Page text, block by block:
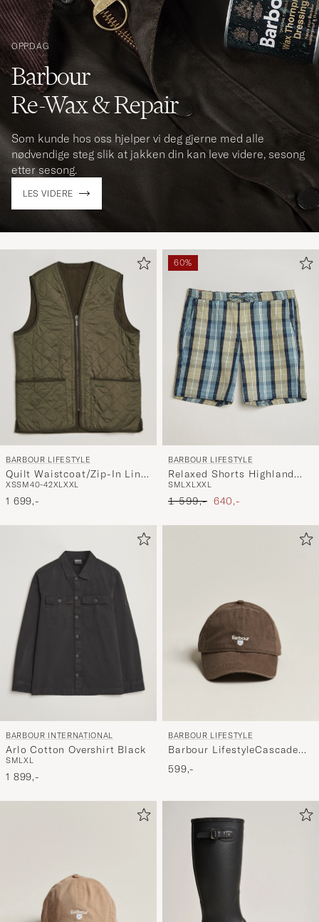
BARBOUR LIFESTYLE
Quilt Waistcoat/Zip-In Liner
Olive
XSSM40-42XLXXL
1 699,-
60%
BARBOUR LIFESTYLE
Relaxed Shorts Highland
Loch
SMLXLXXL
Ordinær pris
1 599,- Nedsatt pris
640,-
BARBOUR INTERNATIONAL
Arlo Cotton Overshirt Black
SMLXL
1 899,-
BARBOUR LIFESTYLE
Barbour LifestyleCascade
Sports CapOlive
599,-
Barbour
Re-Wax & Repair
OPPDAG
Som kunde hos oss hjelper vi deg gjerne med alle
nødvendige steg slik at jakken din kan leve videre, sesong
etter sesong.
LES VIDERE